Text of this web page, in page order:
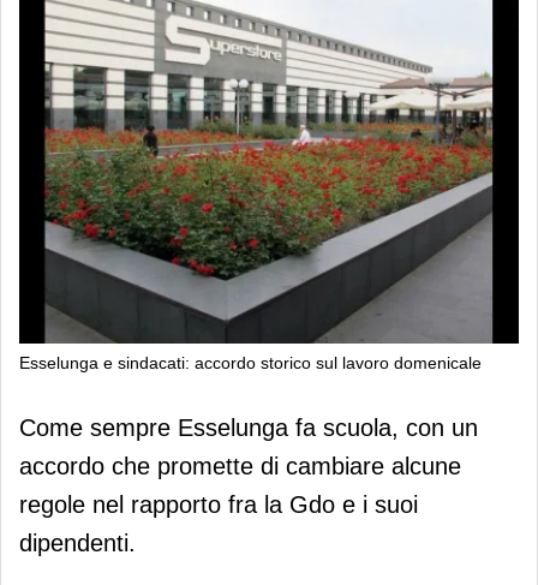
Esselunga e sindacati: accordo storico sul lavoro domenicale
Esselunga e sindacati: accordo
storico sul lavoro domenicale
Come sempre Esselunga fa scuola, con un
accordo che promette di cambiare alcune
regole nel rapporto fra la Gdo e i suoi
dipendenti.